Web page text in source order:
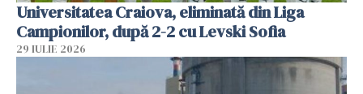
Universitatea Craiova, eliminată din Liga
Campionilor, după 2-2 cu Levski Sofia
29 IULIE 2026